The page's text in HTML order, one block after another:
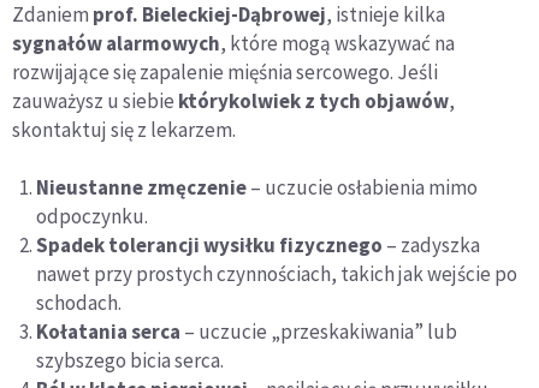
Zdaniem prof. Bieleckiej-Dąbrowej, istnieje kilka
sygnałów alarmowych, które mogą wskazywać na
rozwijające się zapalenie mięśnia sercowego. Jeśli
zauważysz u siebie którykolwiek z tych objawów,
skontaktuj się z lekarzem.
Nieustanne zmęczenie– uczucie osłabienia mimo
odpoczynku.
Spadek tolerancji wysiłku fizycznego – zadyszka
nawet przy prostych czynnościach, takich jak wejście po
schodach.
Kołatania serca – uczucie „przeskakiwania” lub
szybszego bicia serca.